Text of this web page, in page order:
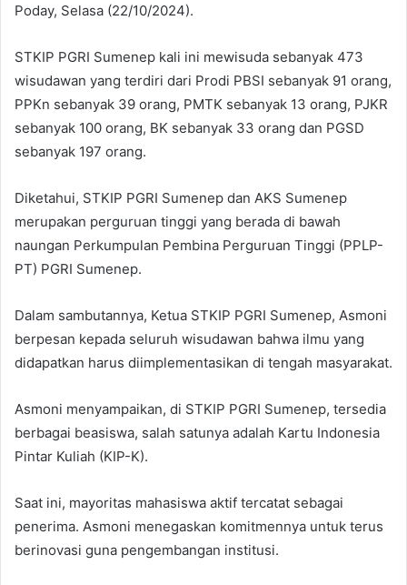
Poday, Selasa (22/10/2024).
STKIP PGRI Sumenep kali ini mewisuda sebanyak 473
wisudawan yang terdiri dari Prodi PBSI sebanyak 91 orang,
PPKn sebanyak 39 orang, PMTK sebanyak 13 orang, PJKR
sebanyak 100 orang, BK sebanyak 33 orang dan PGSD
sebanyak 197 orang.
Diketahui, STKIP PGRI Sumenep dan AKS Sumenep
merupakan perguruan tinggi yang berada di bawah
naungan Perkumpulan Pembina Perguruan Tinggi (PPLP-
PT) PGRI Sumenep.
Dalam sambutannya, Ketua STKIP PGRI Sumenep, Asmoni
berpesan kepada seluruh wisudawan bahwa ilmu yang
didapatkan harus diimplementasikan di tengah masyarakat.
Asmoni menyampaikan, di STKIP PGRI Sumenep, tersedia
berbagai beasiswa, salah satunya adalah Kartu Indonesia
Pintar Kuliah (KIP-K).
Saat ini, mayoritas mahasiswa aktif tercatat sebagai
penerima. Asmoni menegaskan komitmennya untuk terus
berinovasi guna pengembangan institusi.